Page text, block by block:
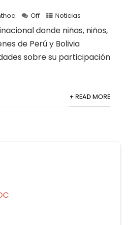
Off Noticias
donde niñas, niños,
de Perú y Bolivia
sobre su participación
+ READ MORE